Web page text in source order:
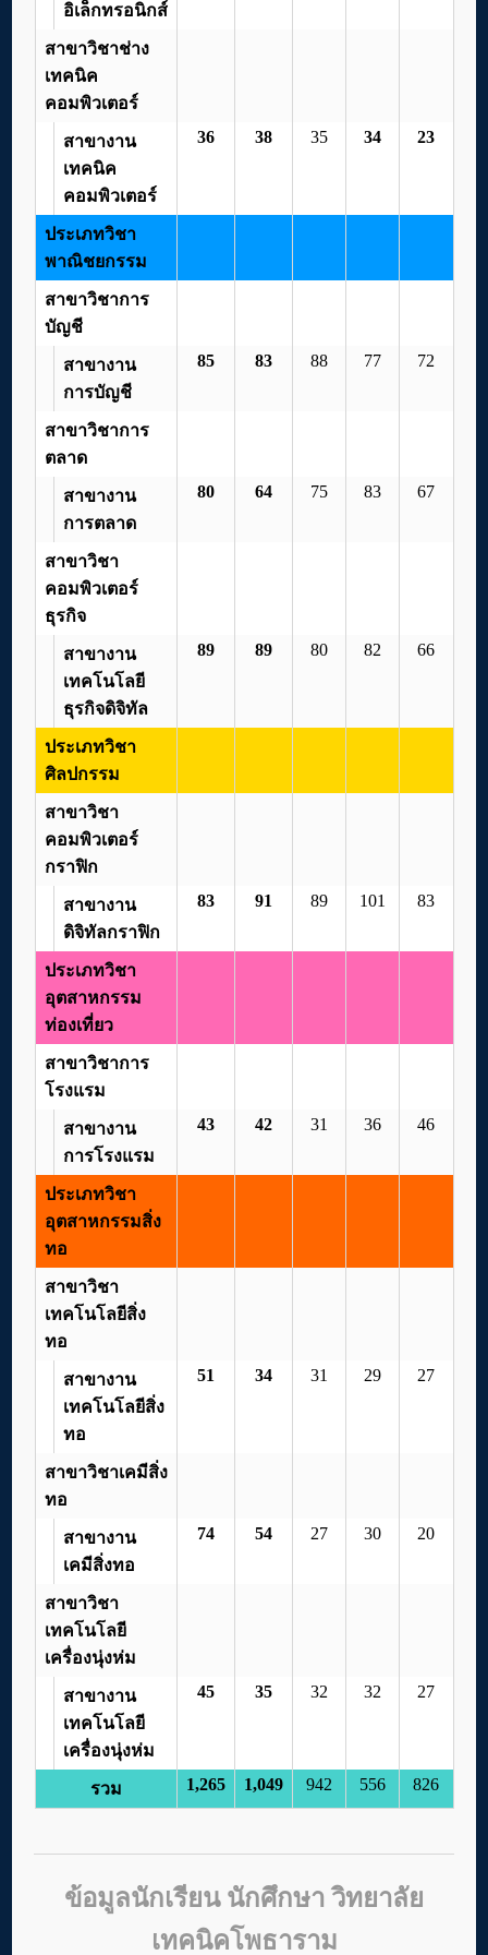
อิเล็กทรอนิกส์
สาขาวิชาช่าง
เทคนิค
คอมพิวเตอร์
สาขางาน
เทคนิค
คอมพิวเตอร์
36 38 35 34 23
ประเภทวิชา
พาณิชยกรรม
สาขาวิชาการ
บัญชี
สาขางาน
การบัญชี
85 83 88 77 72
สาขาวิชาการ
ตลาด
สาขางาน
การตลาด
80 64 75 83 67
สาขาวิชา
คอมพิวเตอร์
ธุรกิจ
สาขางาน
เทคโนโลยี
ธุรกิจดิจิทัล
89 89 80 82 66
ประเภทวิชา
ศิลปกรรม
สาขาวิชา
คอมพิวเตอร์
กราฟิก
สาขางาน
ดิจิทัลกราฟิก
83 91 89 101 83
ประเภทวิชา
อุตสาหกรรม
ท่องเที่ยว
สาขาวิชาการ
โรงแรม
สาขางาน
การโรงแรม
43 42 31 36 46
ประเภทวิชา
อุตสาหกรรมสิ่ง
ทอ
สาขาวิชา
เทคโนโลยีสิ่ง
ทอ
สาขางาน
เทคโนโลยีสิ่ง
ทอ
51 34 31 29 27
สาขาวิชาเคมีสิ่ง
ทอ
สาขางาน
เคมีสิ่งทอ
74 54 27 30 20
สาขาวิชา
เทคโนโลยี
เครื่องนุ่งห่ม
สาขางาน
เทคโนโลยี
เครื่องนุ่งห่ม
45 35 32 32 27
รวม 1,265 1,049 942 556 826
ข้อมูลนักเรียน นักศึกษา วิทยาลัย
เทคนิคโพธาราม